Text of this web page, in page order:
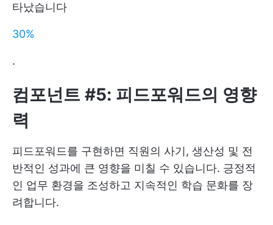
타났습니다
30%
.
컴포넌트 #5: 피드포워드의 영향
력
피드포워드를 구현하면 직원의 사기, 생산성 및 전
반적인 성과에 큰 영향을 미칠 수 있습니다. 긍정적
인 업무 환경을 조성하고 지속적인 학습 문화를 장
려합니다.